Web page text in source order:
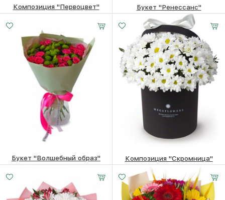
Композиция "Первоцвет" Букет "Ренессанс"
4240₽
Букет "Волшебный образ" Композиция "Скромница"